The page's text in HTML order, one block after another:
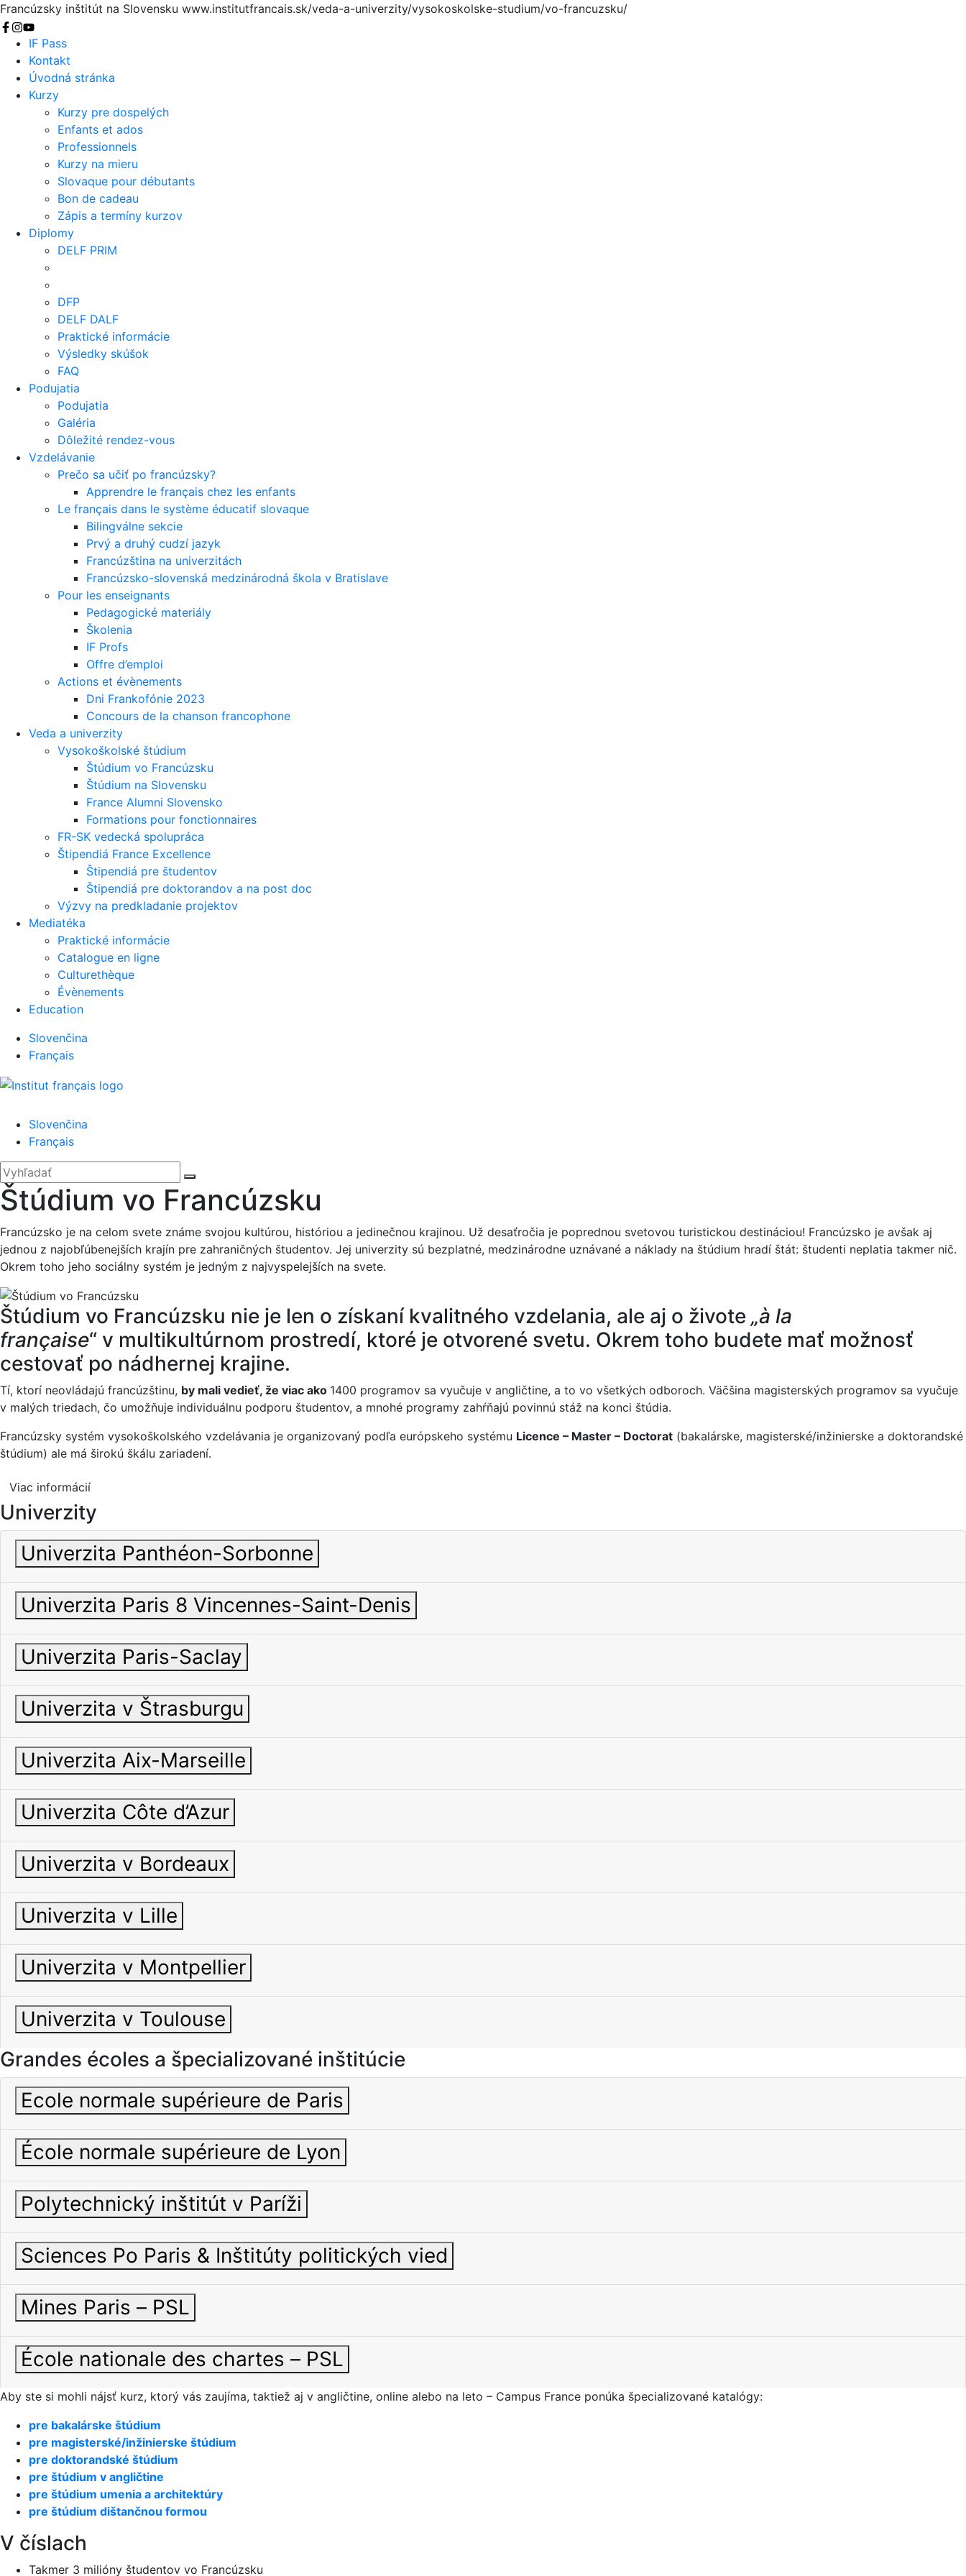
Francúzsky inštitút na Slovensku www.institutfrancais.sk/veda-a-univerzity/vysokoskolske-studium/vo-francuzsku/
Vyhľadať
IF Pass
Kontakt
Úvodná stránka
Kurzy
Kurzy pre dospelých
Enfants et ados
Professionnels
Kurzy na mieru
Slovaque pour débutants
Bon de cadeau
Zápis a termíny kurzov
Diplomy
DELF PRIM
DFP
DELF DALF
Praktické informácie
Výsledky skúšok
FAQ
Podujatia
Podujatia
Galéria
Dôležité rendez-vous
Vzdelávanie
Prečo sa učiť po francúzsky?
Apprendre le français chez les enfants
Le français dans le système éducatif slovaque
Bilingválne sekcie
Prvý a druhý cudzí jazyk
Francúzština na univerzitách
Francúzsko-slovenská medzinárodná škola v Bratislave
Pour les enseignants
Pedagogické materiály
Školenia
IF Profs
Offre d’emploi
Actions et évènements
Dni Frankofónie 2023
Concours de la chanson francophone
Veda a univerzity
Vysokoškolské štúdium
Štúdium vo Francúzsku
Štúdium na Slovensku
France Alumni Slovensko
Formations pour fonctionnaires
FR-SK vedecká spolupráca
Štipendiá France Excellence
Štipendiá pre študentov
Štipendiá pre doktorandov a na post doc
Výzvy na predkladanie projektov
Mediatéka
Praktické informácie
Catalogue en ligne
Culturethèque
Évènements
Education
Slovenčina
Français
Slovenčina
Français
'.__('Search').'
Zatvoriť
Hľadať:
Štúdium vo Francúzsku
Francúzsko je na celom svete známe svojou kultúrou, históriou a jedinečnou krajinou. Už desaťročia je poprednou svetovou turistickou destináciou! Francúzsko je avšak aj
jednou z najobľúbenejších krajín pre zahraničných študentov. Jej univerzity sú bezplatné, medzinárodne uznávané a náklady na štúdium hradí štát: študenti neplatia takmer nič.
Okrem toho jeho sociálny systém je jedným z najvyspelejších na svete.
Štúdium vo Francúzsku nie je len o získaní kvalitného vzdelania, ale aj o živote „à la
française“ v multikultúrnom prostredí, ktoré je otvorené svetu. Okrem toho budete mať možnosť
cestovať po nádhernej krajine.
Tí, ktorí neovládajú francúzštinu, by mali vedieť, že viac ako 1400 programov sa vyučuje v angličtine, a to vo všetkých odboroch. Väčšina magisterských programov sa vyučuje
v malých triedach, čo umožňuje individuálnu podporu študentov, a mnohé programy zahŕňajú povinnú stáž na konci štúdia.
Francúzsky systém vysokoškolského vzdelávania je organizovaný podľa európskeho systému Licence – Master – Doctorat (bakalárske, magisterské/inžinierske a doktorandské
štúdium) ale má širokú škálu zariadení.
Viac informácií
Univerzity
Univerzita Panthéon-Sorbonne
Univerzita Paris 8 Vincennes-Saint-Denis
Univerzita Paris-Saclay
Univerzita v Štrasburgu
Univerzita Aix-Marseille
Univerzita Côte d’Azur
Univerzita v Bordeaux
Univerzita v Lille
Univerzita v Montpellier
Univerzita v Toulouse
Grandes écoles a špecializované inštitúcie
Ecole normale supérieure de Paris
École normale supérieure de Lyon
Polytechnický inštitút v Paríži
Sciences Po Paris & Inštitúty politických vied
Mines Paris – PSL
École nationale des chartes – PSL
Aby ste si mohli nájsť kurz, ktorý vás zaujíma, taktiež aj v angličtine, online alebo na leto – Campus France ponúka špecializované katalógy:
pre bakalárske štúdium
pre magisterské/inžinierske štúdium
pre doktorandské štúdium
pre štúdium v angličtine
pre štúdium umenia a architektúry
pre štúdium dištančnou formou
V číslach
Takmer 3 milióny študentov vo Francúzsku